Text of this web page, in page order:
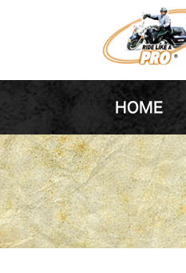
HOME